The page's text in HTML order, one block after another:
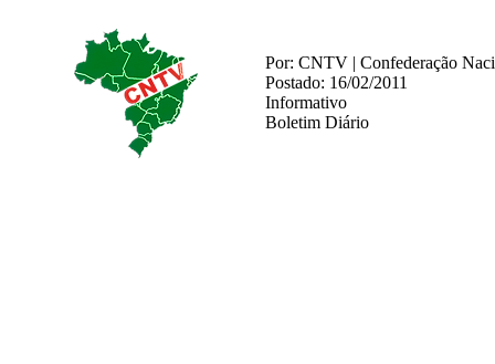
Por: CNTV | Confederação
Postado: 16/02/2011
Informativo
Boletim Diário